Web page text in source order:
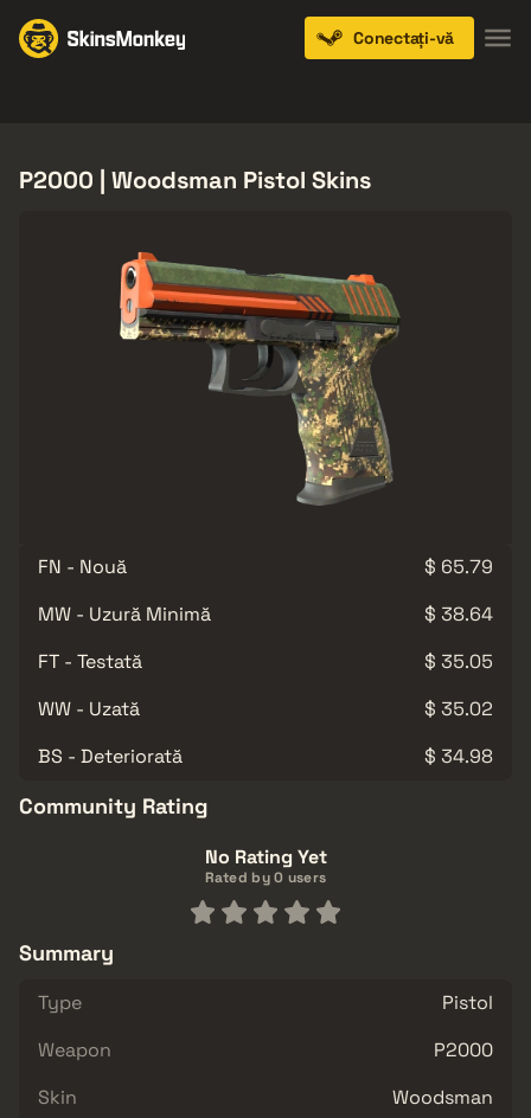
Conectați-vă
P2000 | Woodsman Pistol Skins
FN - Nouă
$ 65.79
MW - Uzură Minimă
$ 38.64
FT - Testată
$ 35.05
WW - Uzată
$ 35.02
BS - Deteriorată
$ 34.98
Community Rating
No Rating Yet
Rated by 0 users
Summary
Type
Pistol
Weapon
P2000
Skin
Woodsman